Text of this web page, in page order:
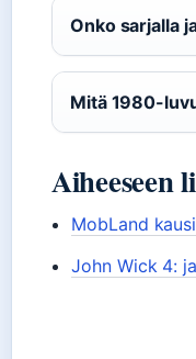
Onko sarjalla
Mitä 1980-
Aiheeseen
MobLand
John Wick 4: